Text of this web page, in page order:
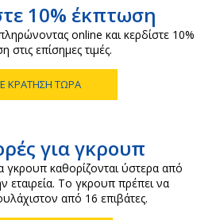
10% έκπτωση
online και κερδίστε 10%
στις επίσημες τιμές.
ΚΡΆΤΗΣΗ ΤΏΡΑ
για γκρουπ
γκρουπ καθορίζονται ύστερα από
εταιρεία. Το γκρουπ πρέπει να
από 16 επιβάτες.